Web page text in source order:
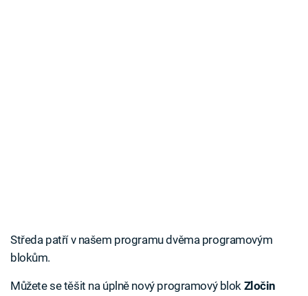
Středa patří v našem programu dvěma programovým
blokům.
Můžete se těšit na úplně nový programový blok Zločin